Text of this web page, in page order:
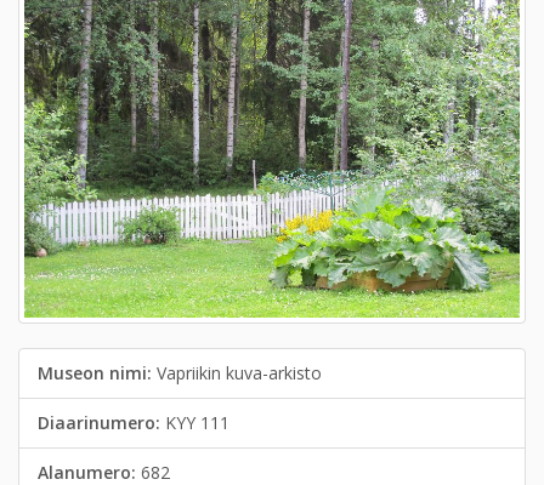
Museon nimi: Vapriikin kuva-arkisto
Diaarinumero: KYY 111
Alanumero: 682